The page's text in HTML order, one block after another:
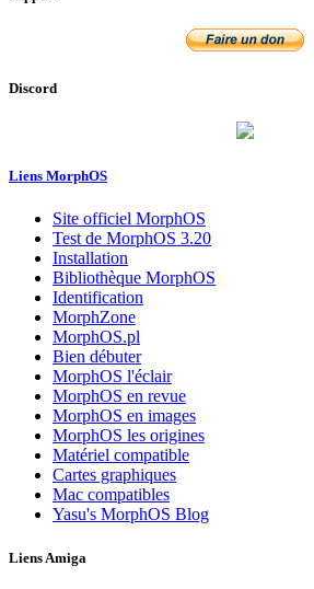
Discord
Liens MorphOS
Site officiel MorphOS
Test de MorphOS 3.20
Installation
Bibliothèque MorphOS
Identification
MorphZone
MorphOS.pl
Bien débuter
MorphOS l'éclair
MorphOS en revue
MorphOS en images
MorphOS les origines
Matériel compatible
Cartes graphiques
Mac compatibles
Yasu's MorphOS Blog
Liens Amiga